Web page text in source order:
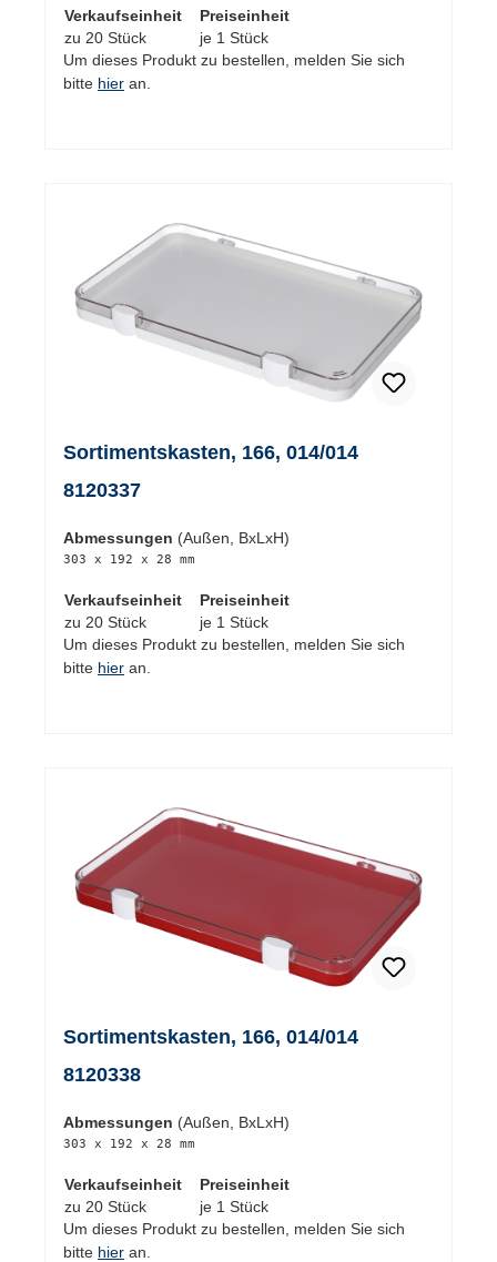
Verkaufseinheit
Preiseinheit
zu 20 Stück
je 1 Stück
Um dieses Produkt zu bestellen, melden Sie sich
bitte hier an.
Sortimentskasten, 166, 014/014
8120337
Abmessungen (Außen, BxLxH)
303 x 192 x 28 mm
Verkaufseinheit
Preiseinheit
zu 20 Stück
je 1 Stück
Um dieses Produkt zu bestellen, melden Sie sich
bitte hier an.
Sortimentskasten, 166, 014/014
8120338
Abmessungen (Außen, BxLxH)
303 x 192 x 28 mm
Verkaufseinheit
Preiseinheit
zu 20 Stück
je 1 Stück
Um dieses Produkt zu bestellen, melden Sie sich
bitte hier an.